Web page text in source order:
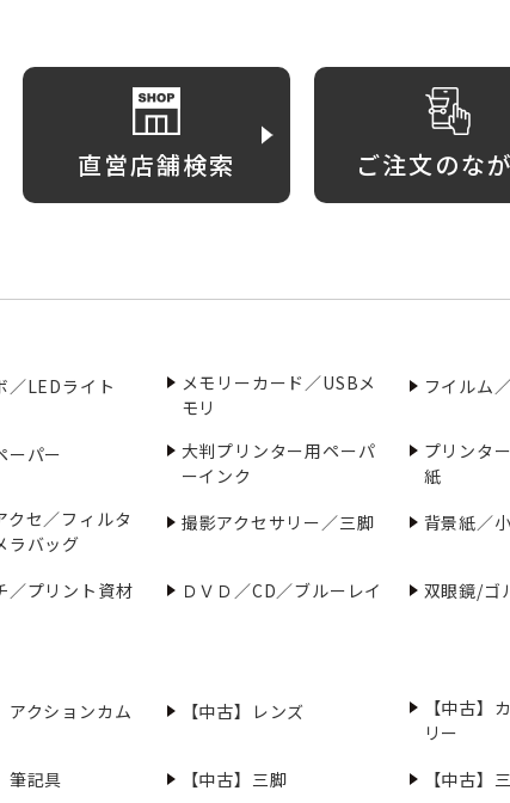
直営店舗検索 ご注文のな
／LEDライト
メモリーカード／USBメ
モリ
フイルム
ーパー
大判プリンター用ペーパ
ーインク
プリンタ
紙
クセ／フィルタ
ラバッグ
撮影アクセサリー／三脚 背景紙／
／プリント資材 ＤＶＤ／CD／ブルーレイ 双眼鏡/ゴ
アクションカム 【中古】レンズ
【中古】
リー
筆記具 【中古】三脚 【中古】